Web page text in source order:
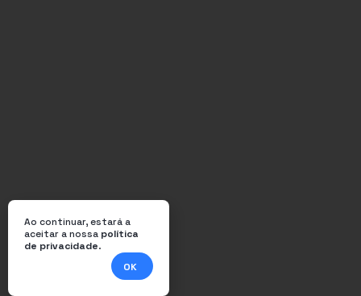
Ao continuar, estará a
aceitar a nossa política
de privacidade.
OK